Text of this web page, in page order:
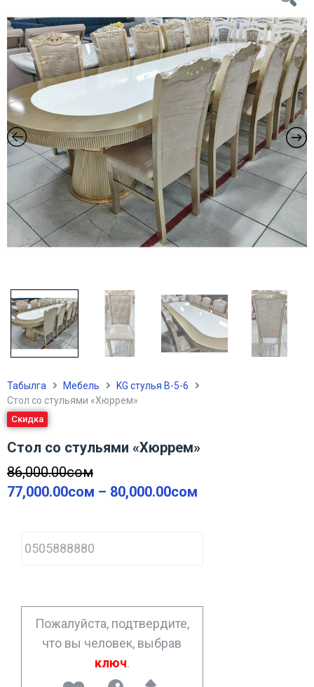
Табылга Мебель
KG стулья В-5-6
Стол со стульями «Хюррем»
Скидка
Стол со стульями «Хюррем»
86,000.00сом
77,000.00сом – 80,000.00сом
h
o
*
Пожалуйста, подтвердите,
что вы человек, выбрав
ключ.